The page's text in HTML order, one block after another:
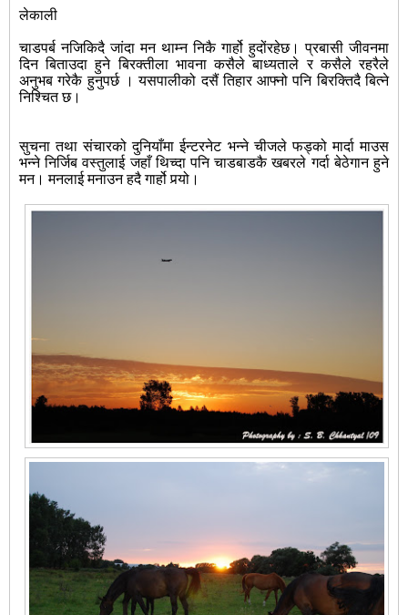
लेकाली
चाडपर्ब नजिकिदै जांदा मन थाम्न निकै गार्हो हुदोंरहेछ। प्रबासी जीवनमा
दिन बिताउदा हुने बिरक्तीला भावना कसैले बाध्यताले र कसैले रहरैले
अनुभब गरेकै हुनुपर्छ । यसपालीको दसैं तिहार आफ्नो पनि बिरक्तिदै बित्ने
निश्चित छ।
सुचना तथा संचारको दुनियाँमा ईन्टरनेट भन्ने चीजले फड्को मार्दा माउस
भन्ने निर्जिब वस्तुलाई जहाँ थिच्दा पनि चाडबाडकै खबरले गर्दा बेठेगान हुने
मन। मनलाई मनाउन हदै गार्हो पर्‍यो।